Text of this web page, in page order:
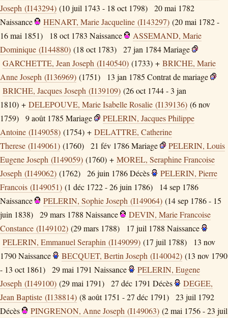
Joseph (I143294) (10 juil 1743 - 18 oct 1798)
20 mai 1782
Naissance
HENART, Marie Jacqueline (I143297) (20 mai 1782 -
16 mai 1851)
18 oct 1783 Naissance
ASSEMAND, Marie
Dominique (I144880) (18 oct 1783) 27 jan 1784Mariage
GARCHETTE, Jean Joseph (I140540) (1733) + BRICHE, Marie
Anne Joseph (I136969) (1751) 13 jan 1785 Contrat de mariage
BRICHE, Jacques Joseph (I139109) (26 oct 1744 - 3 jan
1810) + DELEPOUVE, Marie Isabelle Rosalie (I139136) (6 nov
1759)
9 août 1785 Mariage
PELERIN, Jacques Philippe
Antoine (I149058) (1754) + DELATTRE, Catherine
Therese (I149061) (1760) 21 fév 1786Mariage
PELERIN, Louis
Eugene Joseph (I149059) (1760) + MOREL, Seraphine Francoise
Joseph (I149062) (1762) 26 juin 1786Décès
PELERIN, Pierre
Francois (I149051) (1 déc 1722 - 26 juin 1786)
14 sep 1786
Naissance
PELERIN, Sophie Joseph (I149064) (14 sep 1786 - 15
juin 1838)
29 mars 1788 Naissance
DEVIN, Marie Francoise
Constance (I149102) (29 mars 1788) 17 juil 1788 Naissance
PELERIN, Emmanuel Seraphin (I149099) (17 juil 1788)
13 nov
1790Naissance BECQUET, Bertin Joseph (I140042) (13 nov 1790
- 13 oct 1861)
29 mai 1791 Naissance
PELERIN, Eugene
Joseph (I149100) (29 mai 1791) 27 déc 1791 Décès
DEGEE,
Jean Baptiste (I138814) (8 août 1751 - 27 déc 1791)
23 juil 1792
Décès
PINGRENON, Anne Joseph (I149063) (2 mai 1756 - 23 juil